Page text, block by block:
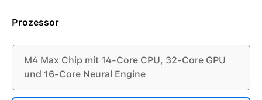
Prozessor
M4 Max Chip mit 14-Core CPU, 32-Core GPU
und 16-Core Neural Engine